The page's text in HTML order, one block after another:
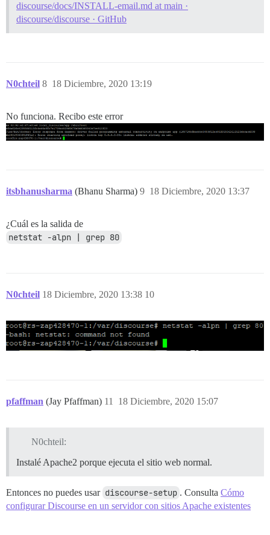
discourse/docs/INSTALL-email.md at main ·
discourse/discourse · GitHub
N0chteil 18 Diciembre, 2020 13:19
8
No funciona. Recibo este error
itsbhanusharma (Bhanu Sharma) 18 Diciembre, 2020 13:37
9
¿Cuál es la salida de
netstat -alpn | grep 80
N0chteil 18 Diciembre, 2020 13:38 10
pfaffman (Jay Pfaffman) 18 Diciembre, 2020 15:07
11
N0chteil:
Instalé Apache2 porque ejecuta el sitio web normal.
Entonces no puedes usar discourse-setup . Consulta Cómo
configurar Discourse en un servidor con sitios Apache existentes